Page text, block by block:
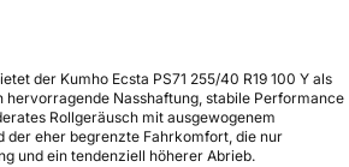
der Kumho Ecsta PS71 255/40 R19 100 Y als
Nasshaftung, stabile Performance
Rollgeräusch mit ausgewogenem
der eher begrenzte Fahrkomfort, die nur
und ein tendenziell höherer Abrieb.